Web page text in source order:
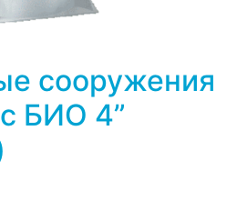
сооружения
БИО 4”